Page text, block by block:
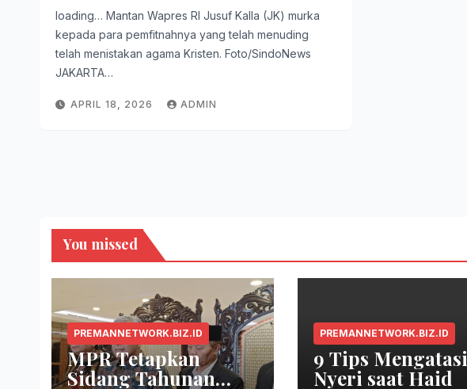
loading… Mantan Wapres RI Jusuf Kalla (JK) murka
kepada para pemfitnahnya yang telah menuding
telah menistakan agama Kristen. Foto/SindoNews
JAKARTA…
APRIL 18, 2026 ADMIN
You missed
PREMANNETWORK.BIZ.ID
MPR Tetapkan
Sidang Tahunan
PREMANNETWORK.BIZ.ID
9 Tips Mengatasi
Nyeri saat Haid